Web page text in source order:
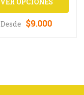
Desde $9.000